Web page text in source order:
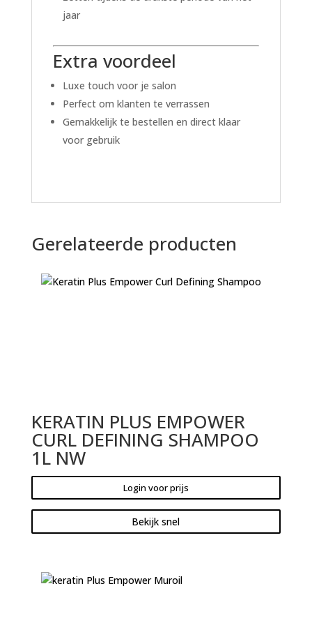
jaar
Extra voordeel
Luxe touch voor je salon
Perfect om klanten te verrassen
Gemakkelijk te bestellen en direct klaar
voor gebruik
Gerelateerde producten
KERATIN PLUS EMPOWER
CURL DEFINING SHAMPOO
1L NW
Login voor prijs
Bekijk snel